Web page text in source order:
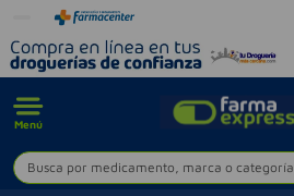
Menú
Busca por medicamento, marca o categoría